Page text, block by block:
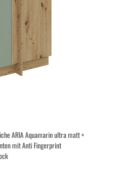
ARIA Aquamarin ultra matt +
mit Anti Fingerprint